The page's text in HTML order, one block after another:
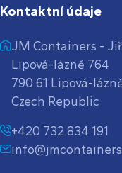
Kontaktní údaje
JM Containers -
Lipová-lázně 764
790 61 Lipová-
Czech Republic
+420 732 834 191